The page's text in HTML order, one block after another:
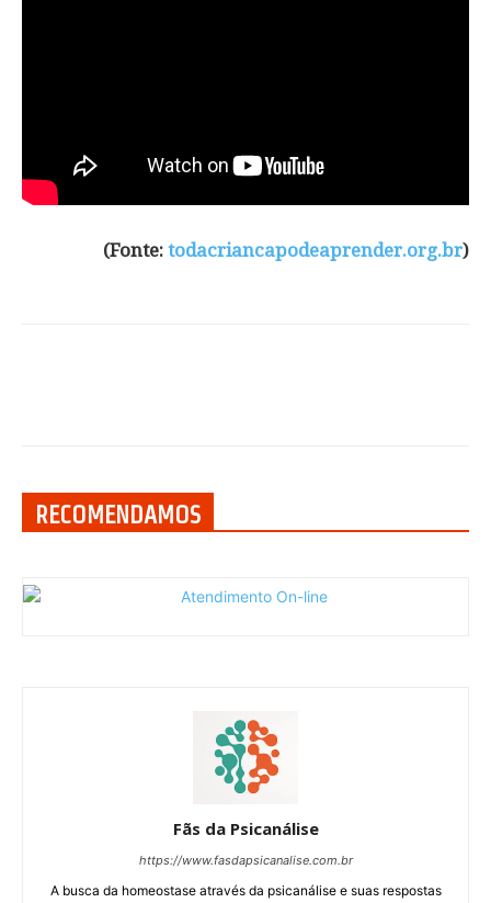
(Fonte: todacriancapodeaprender.org.br)
RECOMENDAMOS
Fãs da Psicanálise
https://www.fasdapsicanalise.com.br
A busca da homeostase através da psicanálise e suas respostas